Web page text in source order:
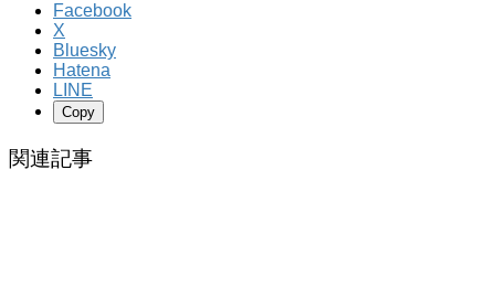
Facebook
X
Bluesky
Hatena
LINE
Copy
関連記事